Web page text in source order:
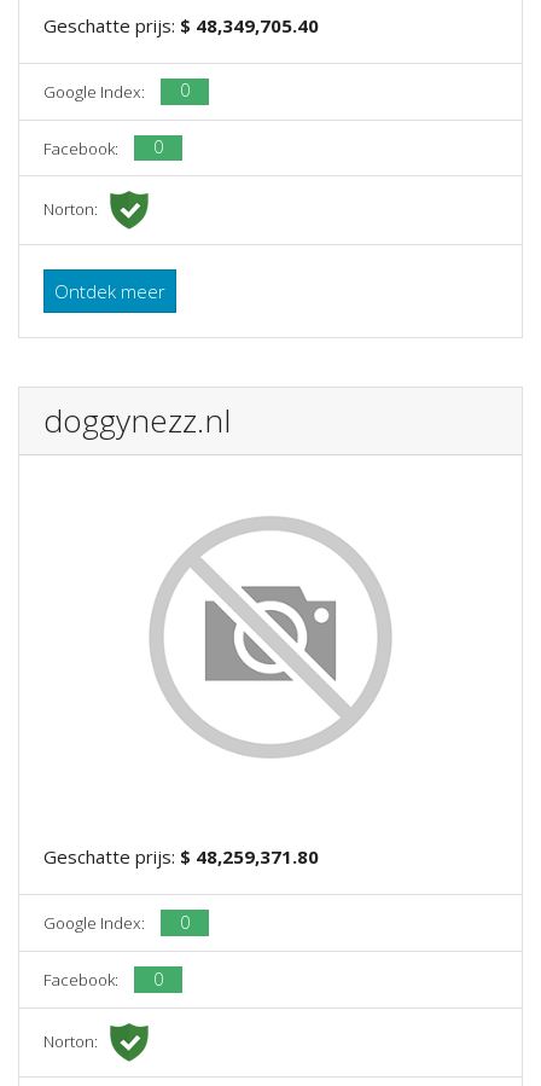
Geschatte prijs: $ 48,349,705.40
Google Index: 0
Facebook: 0
Norton:
Ontdek meer
doggynezz.nl
Geschatte prijs: $ 48,259,371.80
Google Index: 0
Facebook: 0
Norton: